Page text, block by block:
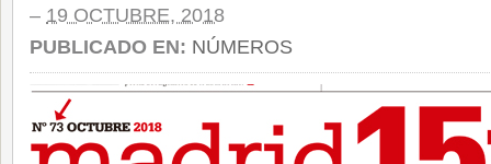
– 19 OCTUBRE, 2018
PUBLICADO EN: NÚMEROS